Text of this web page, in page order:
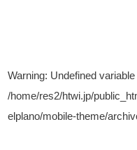
Warning: Undefined
/home/res2/htwi.jp/
elplano/mobile-theme/